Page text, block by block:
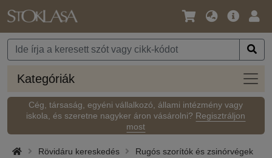
Nyelv
Pénznem
Fő
Kategóriák
Cég, társaság, egyéni vállalkozó, állami intézmény vagy
iskola, és szeretne nagyker áron vásárolni? Regisztráljon
most
Rövidáru kereskedés
Rugós szorítók és zsinórvégek